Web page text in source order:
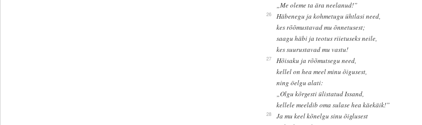
„Me oleme ta ära neelanud!”
26
Häbenegu ja kohmetugu ühtlasi need,
kes rõõmustavad mu õnnetusest;
saagu häbi ja teotus riietuseks neile,
kes suurustavad mu vastu!
27
Hõisaku ja rõõmutsegu need,
kellel on hea meel minu õigusest,
ning öelgu alati:
„Olgu kõrgesti ülistatud Issand,
kellele meeldib oma sulase hea käekäik!”
28
Ja mu keel kõnelgu sinu õiglusest